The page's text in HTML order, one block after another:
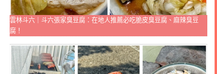
雲林斗六｜斗六張家臭豆腐：在地人推薦必吃脆皮臭豆腐、麻辣臭豆
腐！